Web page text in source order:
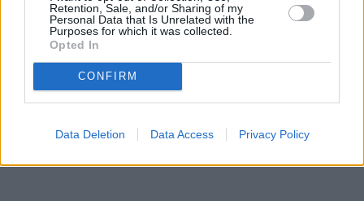
Retention, Sale, and/or Sharing of my
Personal Data that Is Unrelated with the
Purposes for which it was collected.
Opted In
CONFIRM
Data Deletion Data Access Privacy Policy